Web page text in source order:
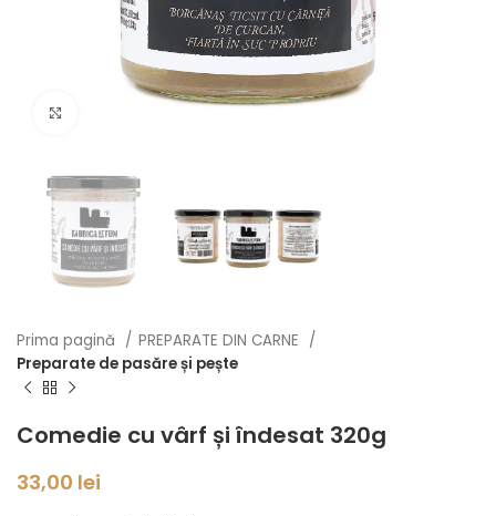
Prima pagină
PREPARATE DIN CARNE
Preparate de pasăre și pește
Comedie cu vârf și îndesat 320g
33,00 lei